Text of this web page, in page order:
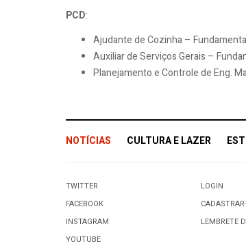
PCD:
Ajudante de Cozinha –
Auxiliar de Serviços Gerais –
Planejamento e Controle de Eng.
NOTÍCIAS CULTURA E LAZER
TWITTER
FACEBOOK
INSTAGRAM
YOUTUBE
LOGIN
LEMBRETE